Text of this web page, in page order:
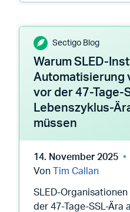
Sectigo Blog
Warum SLED-
Automatisierung
vor der 47-Tage-
Lebenszyklus-
müssen
14. November 2025
Von
Tim Callan
SLED-
der 47-Tage-SSL-Ära